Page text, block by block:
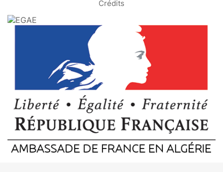
Crédits